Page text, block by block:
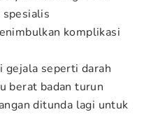
spesialis
komplikasi
gejala seperti darah
berat badan turun
ditunda lagi untuk